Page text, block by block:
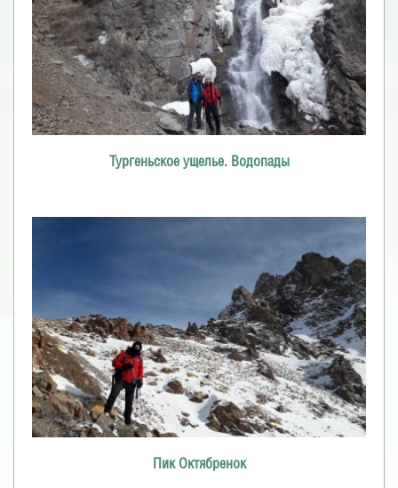
Тургеньское ущелье. Водопады
Пик Октябренок